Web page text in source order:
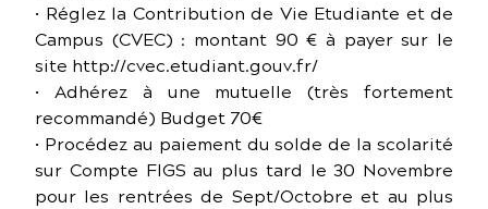
• Réglez la Contribution de Vie Etudiante et de
Campus (CVEC) : montant 90 € à payer sur le
site http://cvec.etudiant.gouv.fr/
• Adhérez à une mutuelle (très fortement
recommandé) Budget 70€
• Procédez au paiement du solde de la scolarité
sur Compte FIGS au plus tard le 30 Novembre
pour les rentrées de Sept/Octobre et au plus